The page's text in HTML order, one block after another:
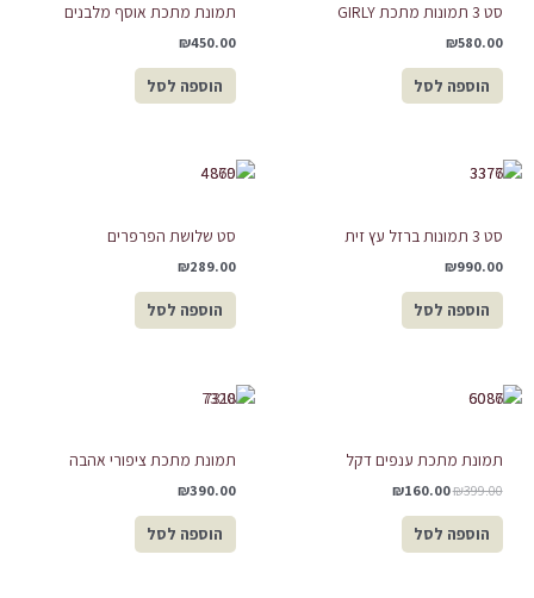
סט 3 תמונות מתכת GIRLY
₪580.00
הוספה לסל
תמונת מתכת אוסף מלבנים
₪450.00
הוספה לסל
סט 3 תמונות ברזל עץ זית
₪990.00
הוספה לסל
סט שלושת הפרפרים
₪289.00
הוספה לסל
תמונת מתכת ענפים דקל
₪399.00
₪160.00
₪160.00.
הוספה לסל
תמונת מתכת ציפורי אהבה
₪390.00
הוספה לסל